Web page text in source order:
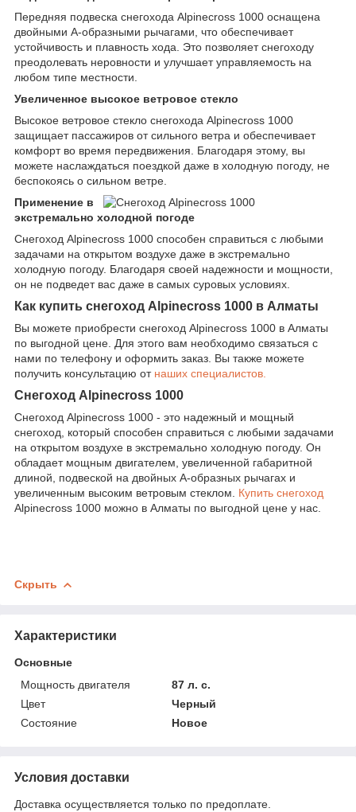
Передняя подвеска снегохода Alpinecross 1000 оснащена
двойными А-образными рычагами, что обеспечивает
устойчивость и плавность хода. Это позволяет снегоходу
преодолевать неровности и улучшает управляемость на
любом типе местности.
Увеличенное высокое ветровое стекло
Высокое ветровое стекло снегохода Alpinecross 1000
защищает пассажиров от сильного ветра и обеспечивает
комфорт во время передвижения. Благодаря этому, вы
можете наслаждаться поездкой даже в холодную погоду, не
беспокоясь о сильном ветре.
Применение в
экстремально холодной погоде
Снегоход Alpinecross 1000 способен справиться с любыми
задачами на открытом воздухе даже в экстремально
холодную погоду. Благодаря своей надежности и мощности,
он не подведет вас даже в самых суровых условиях.
Как купить снегоход Alpinecross 1000 в Алматы
Вы можете приобрести снегоход Alpinecross 1000 в Алматы
по выгодной цене. Для этого вам необходимо связаться с
нами по телефону и оформить заказ. Вы также можете
получить консультацию от наших специалистов.
Снегоход Alpinecross 1000
Снегоход Alpinecross 1000 - это надежный и мощный
снегоход, который способен справиться с любыми задачами
на открытом воздухе в экстремально холодную погоду. Он
обладает мощным двигателем, увеличенной габаритной
длиной, подвеской на двойных А-образных рычагах и
увеличенным высоким ветровым стеклом. Купить снегоход
Alpinecross 1000 можно в Алматы по выгодной цене у нас.
Скрыть
Характеристики
Основные
Мощность двигателя
87 л. с.
Цвет
Черный
Состояние
Новое
Условия доставки
Доставка осуществляется только по предоплате.